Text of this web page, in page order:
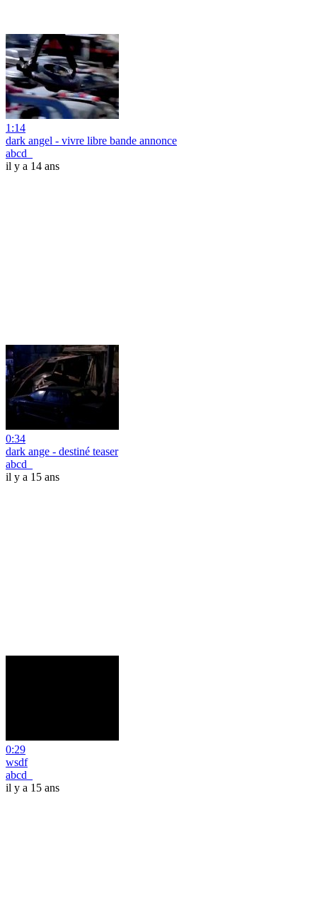
1:14
dark angel - vivre libre bande annonce
abcd_
il y a 14 ans
0:34
dark ange - destiné teaser
abcd_
il y a 15 ans
0:29
wsdf
abcd_
il y a 15 ans